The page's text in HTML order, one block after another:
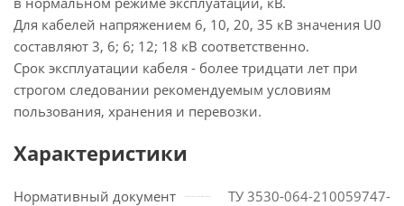
Для кабелей напряжением 6, 10, 20, 35 кВ значения U0
составляют 3, 6; 6; 12; 18 кВ соответственно.
Срок эксплуатации кабеля - более тридцати лет при
строгом следовании рекомендуемым условиям
пользования, хранения и перевозки.
Характеристики
Нормативный документ
ТУ 3530-064-210059747-